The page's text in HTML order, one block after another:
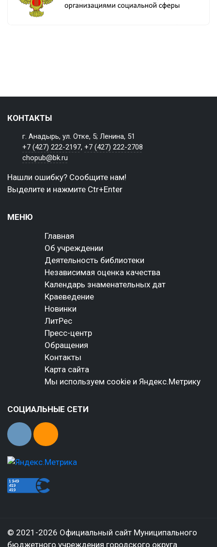
КОНТАКТЫ
г. Анадырь, ул. Отке, 5; Ленина, 51
+7 (427) 222-2197,+7 (427) 222-2708
chopub@bk.ru
Нашли ошибку? Сообщите нам!
Выделите и нажмите Ctr+Enter
МЕНЮ
Главная
Об учреждении
Деятельность библиотеки
Независимая оценка качества
Календарь знаменательных дат
Краеведение
Новинки
ЛитРес
Пресс-центр
Обращения
Контакты
Карта сайта
Мы используем cookie и Яндекс.Метрику
СОЦИАЛЬНЫЕ СЕТИ
© 2021-2026 Официальный сайт Муниципального
бюджетного учреждения городского округа